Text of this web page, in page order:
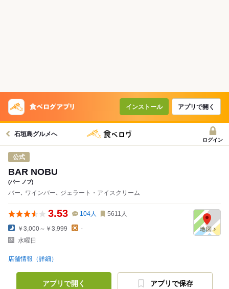
インストール アプリで開く
石垣島グルメへ
ログイン
公式
BAR NOBU
(バー ノブ)
バー､ ワインバー､ ジェラート・アイスクリーム
3.53 104人 5611 人
￥3,000～￥3,999
-
水曜日
店舗情報（詳細）
アプリで開く アプリで保存